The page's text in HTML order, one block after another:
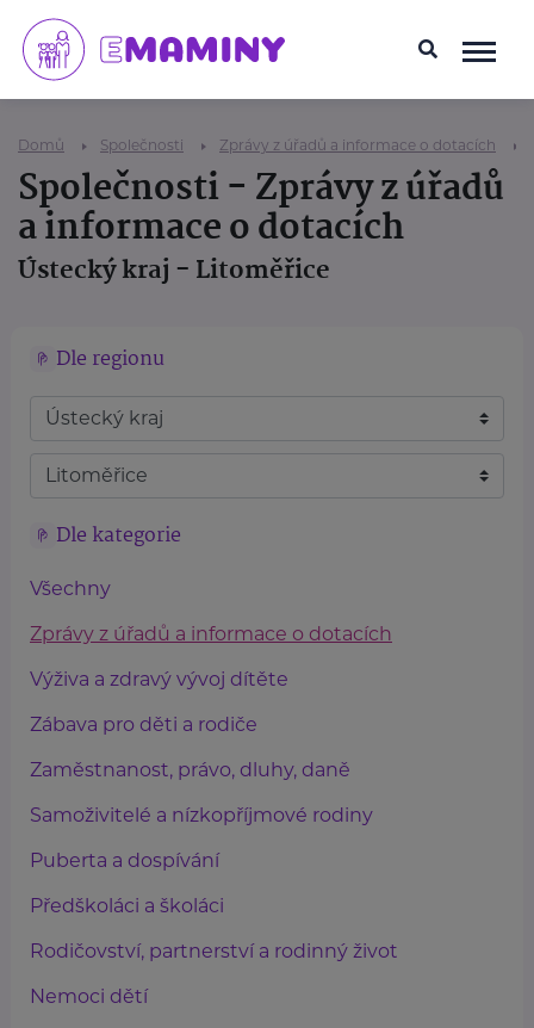
Domů Společnosti Zprávy z úřadů a informace o dotacích
Společnosti - Zprávy z úřadů
a informace o dotacích
Ústecký kraj - Litoměřice
Dle regionu
Dle kategorie
Všechny
Zprávy z úřadů a informace o dotacích
Výživa a zdravý vývoj dítěte
Zábava pro děti a rodiče
Zaměstnanost, právo, dluhy, daně
Samoživitelé a nízkopříjmové rodiny
Puberta a dospívání
Předškoláci a školáci
Rodičovství, partnerství a rodinný život
Nemoci dětí